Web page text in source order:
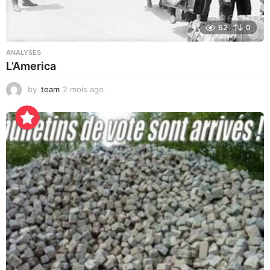
62 0
ANALYSES
L’America
by team 2 mois ago
u
r
s
a
g
o